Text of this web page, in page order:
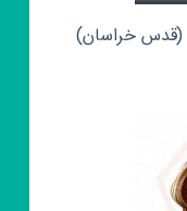
(قدس خراسان)